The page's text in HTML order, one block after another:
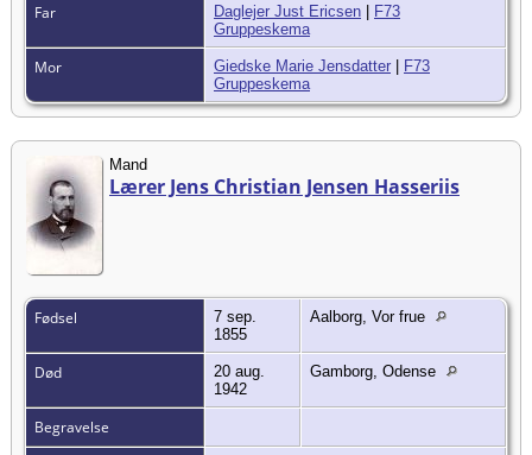
Far
Daglejer Just Ericsen
F73
Gruppeskema
Mor Giedske Marie Jensdatter
F73
Gruppeskema
Mand
Lærer Jens Christian Jensen Hasseriis
Fødsel
7 sep.
1855
Aalborg, Vor frue
Død
20 aug.
1942
Gamborg, Odense
Begravelse